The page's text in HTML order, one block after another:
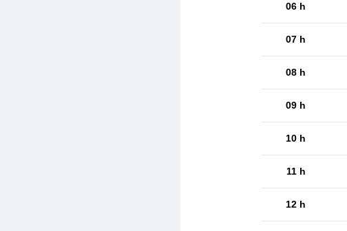
06 h
07 h
08 h
09 h
10 h
11 h
12 h